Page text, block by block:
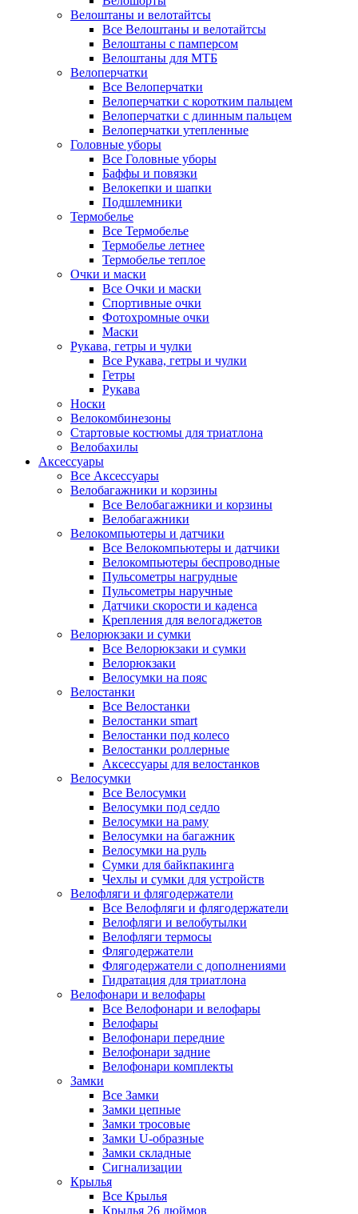
Велоштаны и велотайтсы
Все Велоштаны и велотайтсы
Велоштаны с памперсом
Велоштаны для МТБ
Велоперчатки
Все Велоперчатки
Велоперчатки с коротким пальцем
Велоперчатки с длинным пальцем
Велоперчатки утепленные
Головные уборы
Все Головные уборы
Баффы и повязки
Велокепки и шапки
Подшлемники
Термобелье
Все Термобелье
Термобелье летнее
Термобелье теплое
Очки и маски
Все Очки и маски
Спортивные очки
Фотохромные очки
Маски
Рукава, гетры и чулки
Все Рукава, гетры и чулки
Гетры
Рукава
Носки
Велокомбинезоны
Стартовые костюмы для триатлона
Велобахилы
Аксессуары
Все Аксессуары
Велобагажники и корзины
Все Велобагажники и корзины
Велобагажники
Велокомпьютеры и датчики
Все Велокомпьютеры и датчики
Велокомпьютеры беспроводные
Пульсометры нагрудные
Пульсометры наручные
Датчики скорости и каденса
Крепления для велогаджетов
Велорюкзаки и сумки
Все Велорюкзаки и сумки
Велорюкзаки
Велосумки на пояс
Велостанки
Все Велостанки
Велостанки smart
Велостанки под колесо
Велостанки роллерные
Аксессуары для велостанков
Велосумки
Все Велосумки
Велосумки под седло
Велосумки на раму
Велосумки на багажник
Велосумки на руль
Сумки для байкпакинга
Чехлы и сумки для устройств
Велофляги и флягодержатели
Все Велофляги и флягодержатели
Велофляги и велобутылки
Велофляги термосы
Флягодержатели
Флягодержатели с дополнениями
Гидратация для триатлона
Велофонари и велофары
Все Велофонари и велофары
Велофары
Велофонари передние
Велофонари задние
Велофонари комплекты
Замки
Все Замки
Замки цепные
Замки тросовые
Замки U-образные
Замки складные
Сигнализации
Крылья
Все Крылья
Крылья 26 дюймов